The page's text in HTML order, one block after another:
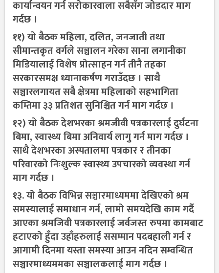
कार्यान्वयन गर्न सरोकारवाला सबैसँग जोडदार माग
गर्दछ ।
११) यो बैठक महिला, दलित, जनजाती तथा
सीमान्तकृत वर्गले सञ्चालन गरेका साना लगानीका
मिडियालाई विशेष प्रोत्साहन गर्न तीनै तहका
सरकारसमक्ष ध्यानाकर्षण गराउँदछ । साथै
सञ्चारलगायत सबै क्षेत्रमा महिलाको सहभागिता
कम्तिमा ३३ प्रतिशत सुनिश्चित गर्न माग गर्दछ ।
१२) यो बैठक देशभरका श्रमजीवी पत्रकारलाई दुर्घटना
बिमा, स्वास्थ्य बिमा अनिवार्य लागु गर्न माग गर्दछ ।
साथै देशभरका अस्पतालमा पत्रकार र तीनका
परिवारको निःशुल्क स्वास्थ्य उपचारको व्यवस्था गर्न
माग गर्दछ ।
१३. यो बैठक विभिन्न सञ्चारमाध्यममा देखिएको श्रम
समस्यालाई समाधान गर्न, लामो समयदेखि काम गर्दै
आएका श्रमजिवी पत्रकारलाई जर्वजस्त रुपमा कामबाट
हटाएको हुँदा उहाँहरुलाई ससम्मान पदबहाली गर्न र
आगामी दिनमा यस्ता समस्या आउन नदिन सम्वन्धित
सञ्चारमाध्यममका सञ्चालकलाई माग गर्दछ ।